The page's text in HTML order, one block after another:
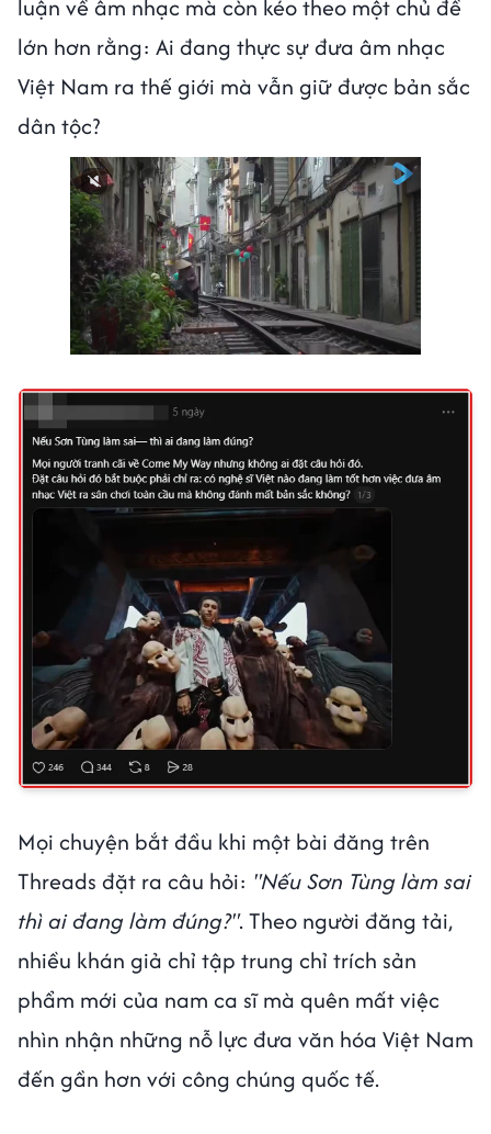
luận về âm nhạc mà còn kéo theo một chủ đề
lớn hơn rằng: Ai đang thực sự đưa âm nhạc
Việt Nam ra thế giới mà vẫn giữ được bản sắc
dân tộc?
Mọi chuyện bắt đầu khi một bài đăng trên
Threads đặt ra câu hỏi: "Nếu Sơn Tùng làm sai
thì ai đang làm đúng?". Theo người đăng tải,
nhiều khán giả chỉ tập trung chỉ trích sản
phẩm mới của nam ca sĩ mà quên mất việc
nhìn nhận những nỗ lực đưa văn hóa Việt Nam
đến gần hơn với công chúng quốc tế.